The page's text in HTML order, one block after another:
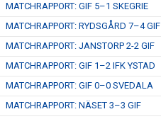
MATCHRAPPORT: GIF 5–1 SKEGRIE
MATCHRAPPORT: RYDSGÅRD 7–4 GIF
MATCHRAPPORT: JANSTORP 2-2 GIF
MATCHRAPPORT: GIF 1–2 IFK YSTAD
MATCHRAPPORT: GIF 0–0 SVEDALA
MATCHRAPPORT: NÄSET 3–3 GIF